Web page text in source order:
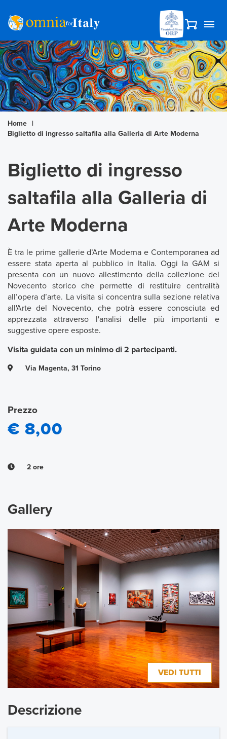
Home
|
Biglietto di ingresso saltafila alla Galleria di Arte Moderna
Biglietto di ingresso
saltafila alla Galleria di
Arte Moderna
È tra le prime gallerie d’Arte Moderna e Contemporanea ad
essere stata aperta al pubblico in Italia. Oggi la GAM si
presenta con un nuovo allestimento della collezione del
Novecento storico che permette di restituire centralità
all’opera d’arte. La visita si concentra sulla sezione relativa
all'Arte del Novecento, che potrà essere conosciuta ed
apprezzata attraverso l'analisi delle più importanti e
suggestive opere esposte.
Visita guidata con un minimo di 2 partecipanti.
Via Magenta, 31 Torino
Prezzo
€ 8,00
2 ore
Gallery
VEDI TUTTI
Descrizione